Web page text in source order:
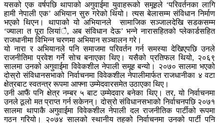
यसको एक वर्षपछि थापाको अगुवाईमा युवाहरूको समूहले ‘परिवर्तनका लागि
हामी नेपाली एक’ अभियान सुरु गरेको थियो। त्यस बेलासम्म संविधान निर्माण
भएको थिएन। थापाको यो अभियानले सामाजिक सञ्जालदेखि सडकसम्म
‘ज्याला त पूरा लियांै, अब संविधान देऊ’ भन्ने नारासहितको प्लेकार्डसहित
राजधानीमा विभिन्न चरणमा अभियान सञ्चालन गरे।
यो नारा र अभियानले पनि समाजमा परिवर्तन गर्न समस्या देखिएपछि उनले
राजनीतिमा प्रवेश गर्ने सोच बनाएका थिए। यसैको प्रतिफल थियो, २०६९
सालमा उनको अगुवाईमा विवेकशील नेपाली समूह बन्यो। २०७० सालमा भएको
दोस्रो संविधानसभाको निर्वाचनमा विवेकशील नेपालीमार्फत राजधानीका ४ वटा
क्षेत्रबाट स्वतन्त्र रूपमा आफ्ना उम्मेदवारसमेत उठाएका थिए।
उनी आफैं पनि क्षेत्र नम्बर ५ बाट उम्मेदवार बनेका थिए। तर, यो निर्वाचनमा
उनले ठूलो मत प्राप्त गर्न सकेनन्। दोस्रो संविधानसभाको निर्वाचनपछि २०७१
सालमा थापाकै अगुवाईमा विवेकशील नेपाली दल राजनीतिक पार्टीको रूपमा
गठन गरियो। २०७४ सालको स्थानीय तहको निर्वाचनमा उनको पार्टी पनि